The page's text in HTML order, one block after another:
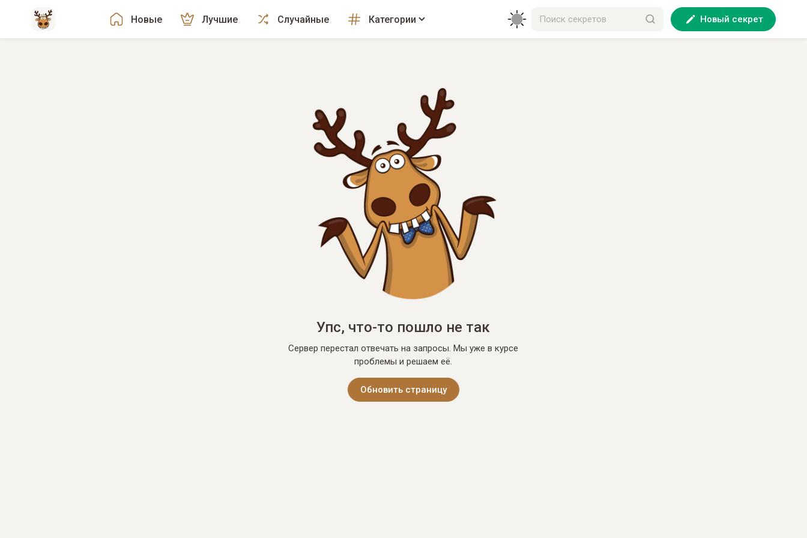
Новые Лучшие Случайные Категории Новый секрет
Упс, что-то пошло не так
Сервер перестал отвечать на запросы. Мы уже в курсе
проблемы и решаем её.
Обновить страницу